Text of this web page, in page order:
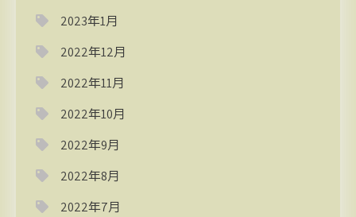
2023年1月
2022年12月
2022年11月
2022年10月
2022年9月
2022年8月
2022年7月